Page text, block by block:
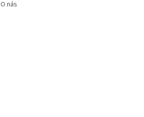
O nás